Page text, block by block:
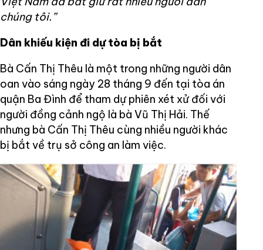
chúng tôi.”
Dân khiếu kiện đi dự tòa bị bắt
Bà Cấn Thị Thêu là một trong những người dân
oan vào sáng ngày 28 tháng 9 đến tại tòa án
quận Ba Đình để tham dự phiên xét xử đối với
người đồng cảnh ngộ là bà Vũ Thị Hải. Thế
nhưng bà Cấn Thị Thêu cùng nhiều người khác
bị bắt về trụ sở công an làm việc.